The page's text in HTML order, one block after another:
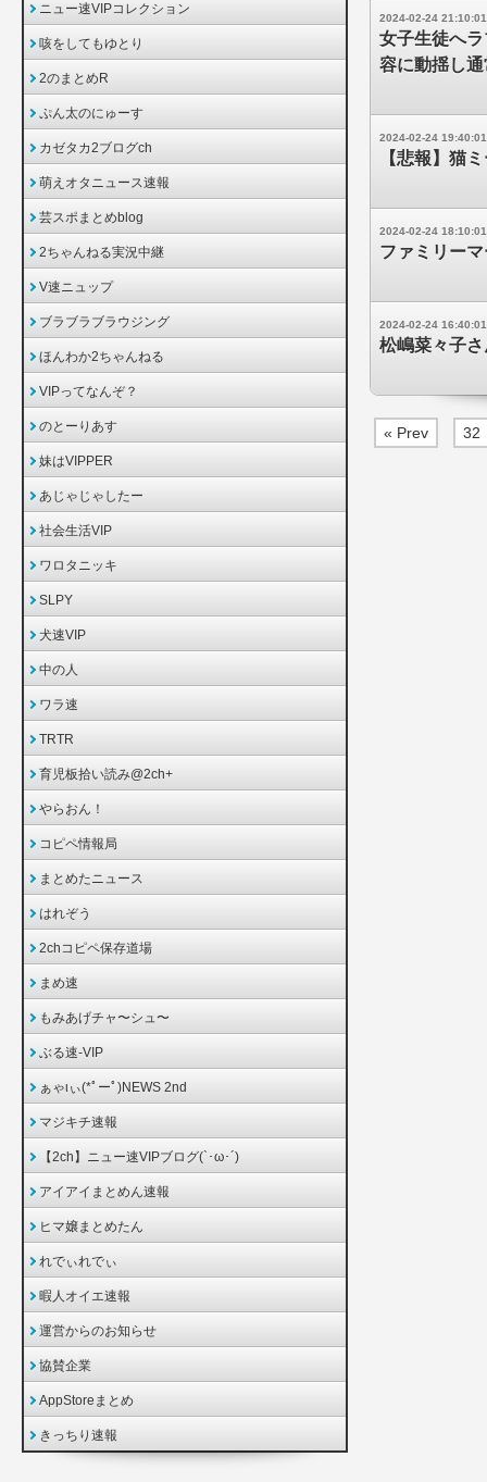
2024-02-24 21:10:01
女子生徒へ
容に動揺し
2024-02-24 19:40:01
【悲報】猫
2024-02-24 18:10:01
ファミリー
2024-02-24 16:40:01
松嶋菜々子
« Prev 32
ニュー速VIPコレクション
咳をしてもゆとり
2のまとめR
ぷん太のにゅーす
カゼタカ2ブログch
萌えオタニュース速報
芸スポまとめblog
2ちゃんねる実況中継
V速ニュップ
ブラブラブラウジング
ほんわか2ちゃんねる
VIPってなんぞ？
のとーりあす
妹はVIPPER
あじゃじゃしたー
社会生活VIP
ワロタニッキ
SLPY
犬速VIP
中の人
ワラ速
TRTR
育児板拾い読み@2ch+
やらおん！
コピペ情報局
まとめたニュース
はれぞう
2chコピペ保存道場
まめ速
もみあげチャ〜シュ〜
ぶる速-VIP
ぁゃιぃ(*ﾟーﾟ)NEWS 2nd
マジキチ速報
【2ch】ニュー速VIPブログ(`･ω･´)
アイアイまとめん速報
ヒマ嬢まとめたん
れでぃれでぃ
暇人オイエ速報
運営からのお知らせ
協賛企業
AppStoreまとめ
きっちり速報